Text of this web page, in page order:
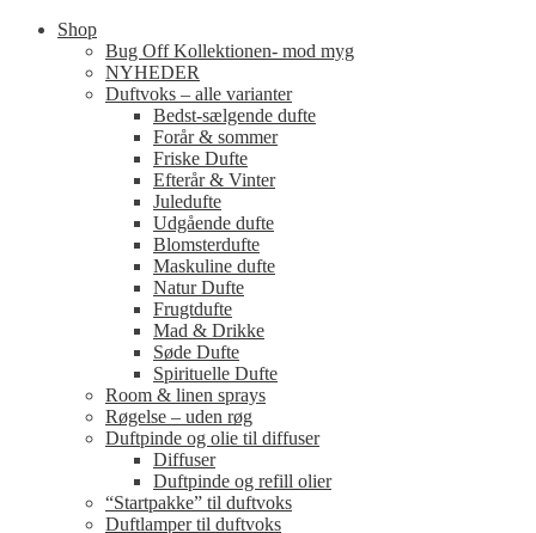
Shop
Bug Off Kollektionen- mod myg
NYHEDER
Duftvoks – alle varianter
Bedst-sælgende dufte
Forår & sommer
Friske Dufte
Efterår & Vinter
Juledufte
Udgående dufte
Blomsterdufte
Maskuline dufte
Natur Dufte
Frugtdufte
Mad & Drikke
Søde Dufte
Spirituelle Dufte
Room & linen sprays
Røgelse – uden røg
Duftpinde og olie til diffuser
Diffuser
Duftpinde og refill olier
“Startpakke” til duftvoks
Duftlamper til duftvoks